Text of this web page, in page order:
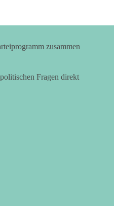
zusammen
Fragen direkt